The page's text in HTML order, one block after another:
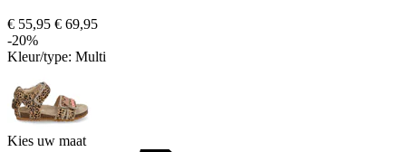
€ 55,95 € 69,95
-20%
Kleur/type: Multi
Kies uw maat